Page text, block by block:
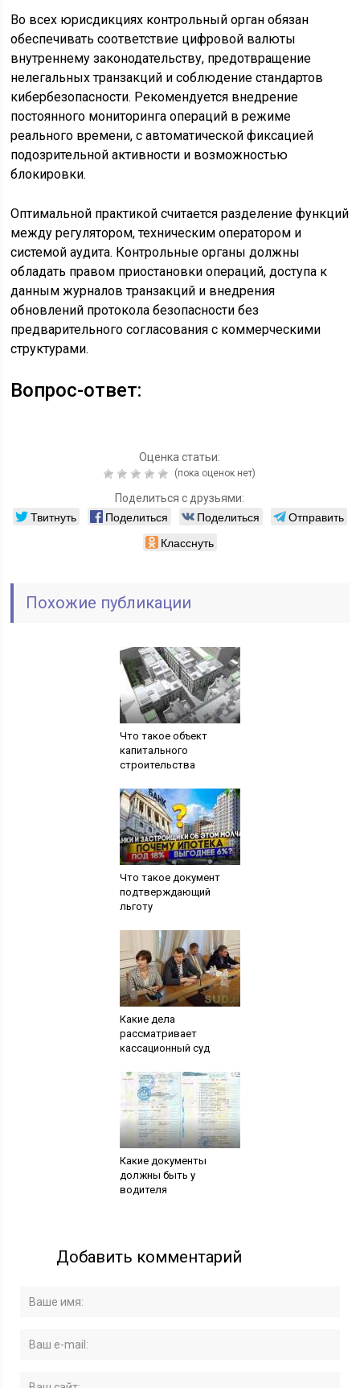
Во всех юрисдикциях контрольный орган обязан
обеспечивать соответствие цифровой валюты
внутреннему законодательству, предотвращение
нелегальных транзакций и соблюдение стандартов
кибербезопасности. Рекомендуется внедрение
постоянного мониторинга операций в режиме
реального времени, с автоматической фиксацией
подозрительной активности и возможностью
блокировки.
Оптимальной практикой считается разделение функций
между регулятором, техническим оператором и
системой аудита. Контрольные органы должны
обладать правом приостановки операций, доступа к
данным журналов транзакций и внедрения
обновлений протокола безопасности без
предварительного согласования с коммерческими
структурами.
Вопрос-ответ:
Оценка статьи:
(пока оценок нет)
Поделиться с друзьями:
Твитнуть Поделиться Поделиться
Отправить
Класснуть
Похожие публикации
Что такое объект
капитального
строительства
Что такое документ
подтверждающий
льготу
Какие дела
рассматривает
кассационный суд
Какие документы
должны быть у
водителя
Добавить комментарий